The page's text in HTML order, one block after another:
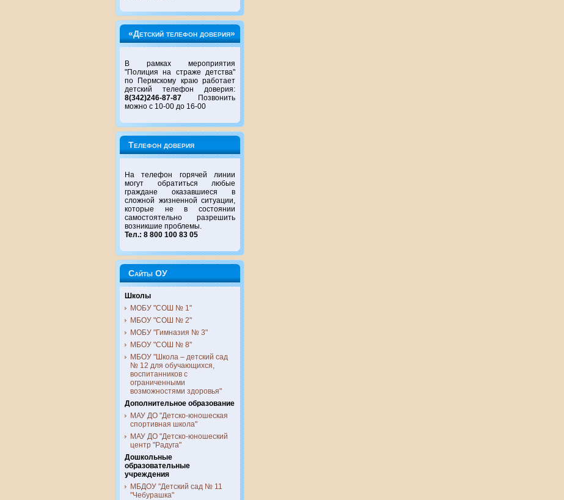
«Детский телефон доверия»
В рамках мероприятия
"Полиция на страже детства"
по Пермскому краю работает
детский телефон доверия:
8(342)246-87-87 Позвонить
можно с 10-00 до 16-00
Телефон доверия
На телефон горячей линии
могут обратиться любые
граждане оказавшиеся в
сложной жизненной ситуации,
которые не в состоянии
самостоятельно разрешить
возникшие проблемы.
Тел.: 8 800 100 83 05
Сайты ОУ
Школы
МОБУ "СОШ № 1"
МБОУ "СОШ № 2"
МОБУ "Гимназия № 3"
МБОУ "СОШ № 8"
МБОУ "Школа – детский сад
№ 12 для обучающихся,
воспитанников с
ограниченными
возможностями здоровья"
Дополнительное образование
МАУ ДО "Детско-юношеская
спортивная школа"
МАУ ДО "Детско-юношеский
центр "Радуга"
Дошкольные
образовательные
учреждения
МБДОУ "Детский сад № 11
"Чебурашка"